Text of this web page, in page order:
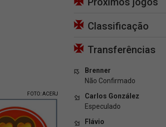
FOTO: ACERJ
Classificação
Transferências
Brenner
Não Confirmado
Carlos González
Especulado
Flávio